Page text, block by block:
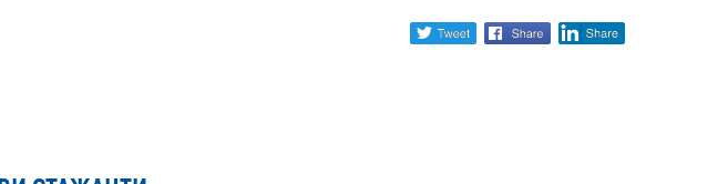
Share
twitter facebook